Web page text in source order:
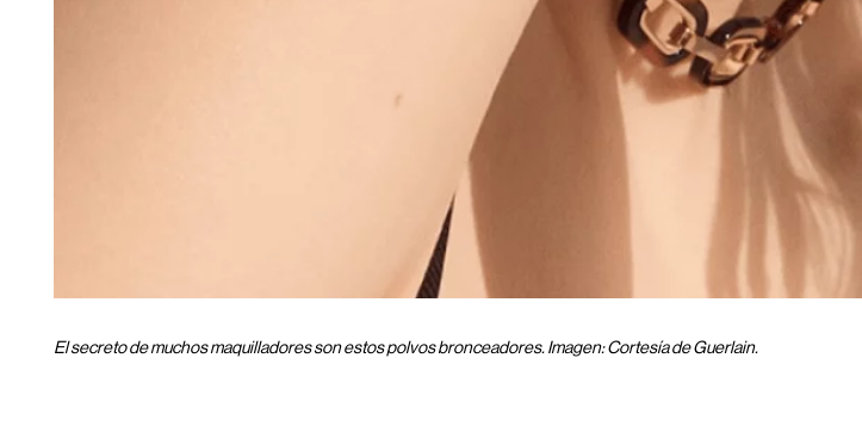
El secreto de muchos maquilladores son estos polvos bronceadores. Imagen: Cortesía de Guerlain.